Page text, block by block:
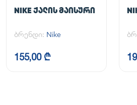
NIKE ᲥᲐᲚᲘᲡ ᲛᲐᲘᲡᲣᲠᲘ
ბრენდი: Nike
155,00 ₾